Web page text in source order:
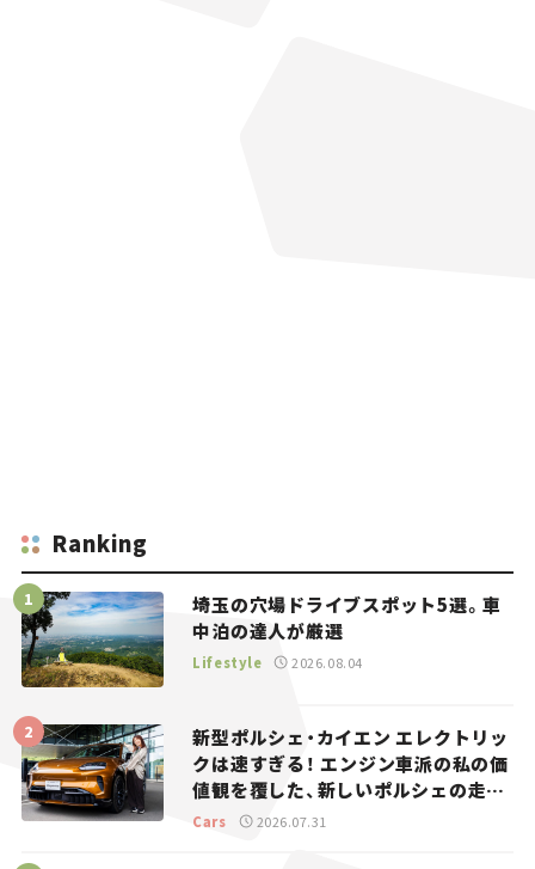
Ranking
埼玉の穴場ドライブスポット5選。車
中泊の達人が厳選
Lifestyle 2026.08.04
新型ポルシェ・カイエン エレクトリッ
クは速すぎる！ エンジン車派の私の価
値観を覆した、新しいポルシェの走
り。
Cars 2026.07.31